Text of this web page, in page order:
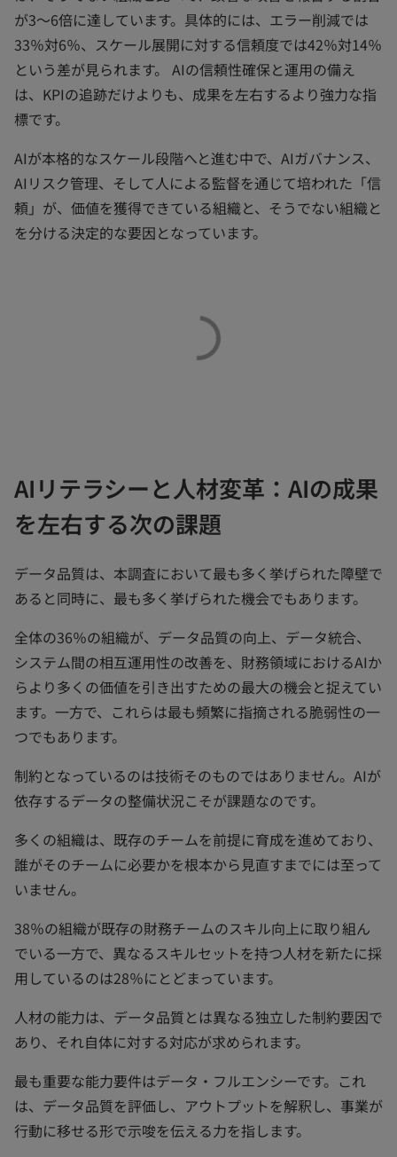
が3〜6倍に達しています。具体的には、エラー削減では
33％対6％、スケール展開に対する信頼度では42％対14％
という差が見られます。 AIの信頼性確保と運用の備え
は、KPIの追跡だけよりも、成果を左右するより強力な指
標です。
AIが本格的なスケール段階へと進む中で、AIガバナンス、
AIリスク管理、そして人による監督を通じて培われた「信
頼」が、価値を獲得できている組織と、そうでない組織と
を分ける決定的な要因となっています。
AIリテラシーと人材変革：AIの成果
を左右する次の課題
データ品質は、本調査において最も多く挙げられた障壁で
あると同時に、最も多く挙げられた機会でもあります。
全体の36％の組織が、データ品質の向上、データ統合、
システム間の相互運用性の改善を、財務領域におけるAIか
らより多くの価値を引き出すための最大の機会と捉えてい
ます。一方で、これらは最も頻繁に指摘される脆弱性の一
つでもあります。
制約となっているのは技術そのものではありません。AIが
依存するデータの整備状況こそが課題なのです。
多くの組織は、既存のチームを前提に育成を進めており、
誰がそのチームに必要かを根本から見直すまでには至って
いません。
38％の組織が既存の財務チームのスキル向上に取り組ん
でいる一方で、異なるスキルセットを持つ人材を新たに採
用しているのは28％にとどまっています。
人材の能力は、データ品質とは異なる独立した制約要因で
あり、それ自体に対する対応が求められます。
最も重要な能力要件はデータ・フルエンシーです。これ
は、データ品質を評価し、アウトプットを解釈し、事業が
行動に移せる形で示唆を伝える力を指します。